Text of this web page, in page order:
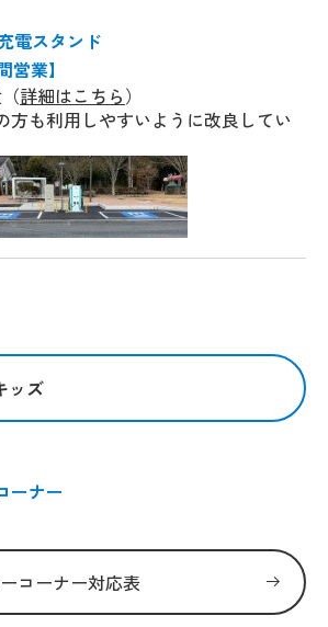
電スタンド
営業】
詳細はこちら）
方も利用しやすいように改良してい
ッズ
ーナー
コーナー対応表